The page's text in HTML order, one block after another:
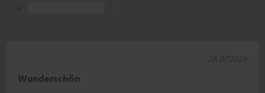
Wunderschön
28.07.2026